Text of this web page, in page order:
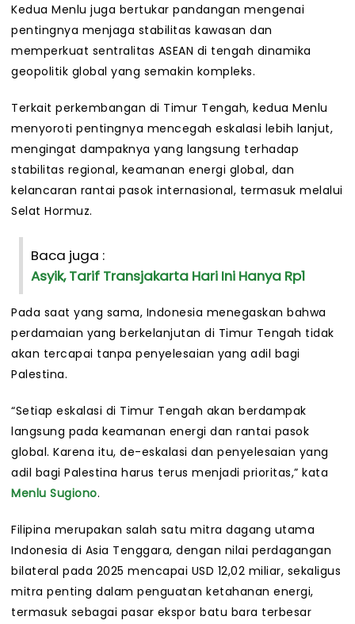
Kedua Menlu juga bertukar pandangan mengenai
pentingnya menjaga stabilitas kawasan dan
memperkuat sentralitas ASEAN di tengah dinamika
geopolitik global yang semakin kompleks.
Terkait perkembangan di Timur Tengah, kedua Menlu
menyoroti pentingnya mencegah eskalasi lebih lanjut,
mengingat dampaknya yang langsung terhadap
stabilitas regional, keamanan energi global, dan
kelancaran rantai pasok internasional, termasuk melalui
Selat Hormuz.
Baca juga :
Asyik, Tarif Transjakarta Hari Ini Hanya Rp1
Pada saat yang sama, Indonesia menegaskan bahwa
perdamaian yang berkelanjutan di Timur Tengah tidak
akan tercapai tanpa penyelesaian yang adil bagi
Palestina.
“Setiap eskalasi di Timur Tengah akan berdampak
langsung pada keamanan energi dan rantai pasok
global. Karena itu, de-eskalasi dan penyelesaian yang
adil bagi Palestina harus terus menjadi prioritas,” kata
Menlu Sugiono.
Filipina merupakan salah satu mitra dagang utama
Indonesia di Asia Tenggara, dengan nilai perdagangan
bilateral pada 2025 mencapai USD 12,02 miliar, sekaligus
mitra penting dalam penguatan ketahanan energi,
termasuk sebagai pasar ekspor batu bara terbesar